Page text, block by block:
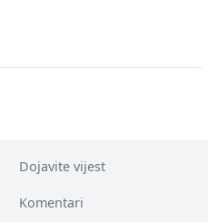
Dojavite vijest
Komentari